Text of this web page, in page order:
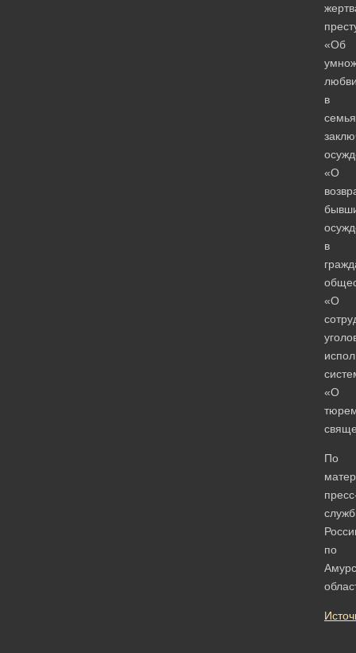
«Об
в
«О
в
«О
«О
По
по